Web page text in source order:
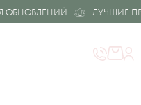
ЛУЧШИЕ